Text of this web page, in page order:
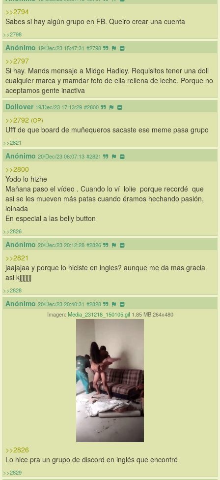
>>2794
Sabes si hay algún grupo en FB. Queiro crear una cuenta
>>2798
Anónimo 19/Dec/23 15:47:31 #2798
>>2797
Si hay. Mands mensaje a Midge Hadley. Requisitos tener una doll
cualquier marca y mamdar foto de ella rellena de leche. Porque no
aceptamos gente inactiva
Dollover 19/Dec/23 17:13:29 #2800
>>2792 (OP)
Ufff de que board de muñequeros sacaste ese meme pasa grupo
>>2821
Anónimo 20/Dec/23 06:07:13 #2821
>>2800
Yodo lo hizhe
Mañana paso el vídeo . Cuando lo ví  lolie  porque recordé  que
asi se les mueven más patas cuando éramos hechando pasión,
lolnada
En especial a las belly button
>>2826
Anónimo 20/Dec/23 20:12:28 #2826
>>2821
jaajajaa y porque lo hiciste en ingles? aunque me da mas gracia
asi kjjjjjjjj
>>2828
Anónimo 20/Dec/23 20:40:31 #2828
Imagen: Media_231218_150105.gif 1.85 MB 264x480
>>2826
Lo hice pra un grupo de discord en inglés que encontré
>>2829